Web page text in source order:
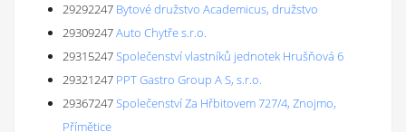
29292247 Bytové družstvo Academicus, družstvo
29309247Auto Chytře s.r.o.
29315247Společenství vlastníků jednotek Hrušňová 6
29321247 PPT Gastro Group A S, s.r.o.
29367247Společenství Za Hřbitovem 727/4, Znojmo,
Přímětice